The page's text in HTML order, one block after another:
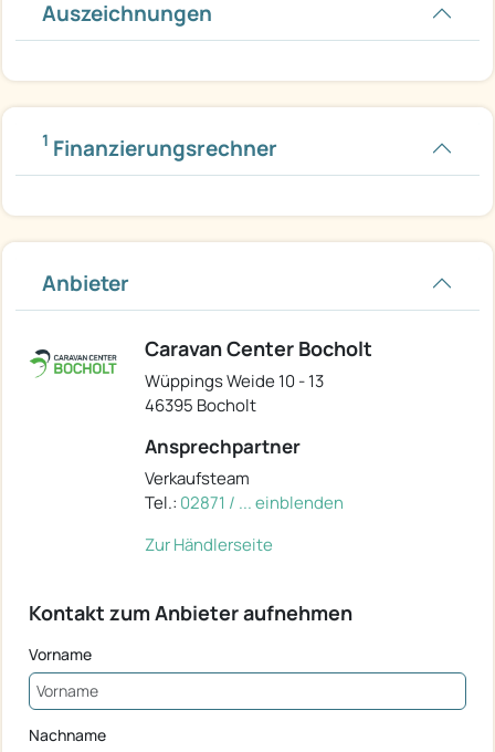
Auszeichnungen
1 Finanzierungsrechner
Anbieter
Caravan Center Bocholt
Wüppings Weide 10 - 13
46395 Bocholt
Ansprechpartner
Verkaufsteam
Tel.: 02871 / ... einblenden
Zur Händlerseite
Kontakt zum Anbieter aufnehmen
Vorname
Nachname